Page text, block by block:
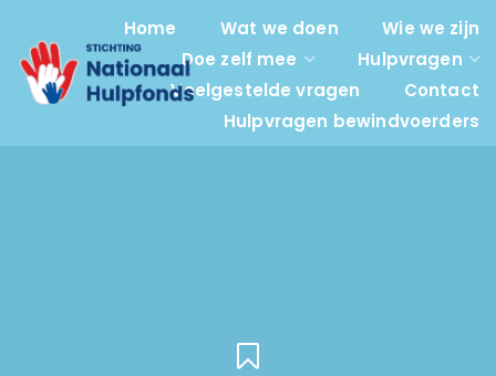
Home Wat we doen
Wie we zijn
Doe zelf mee
Hulpvragen
Veelgestelde vragen
Contact
Hulpvragen bewindvoerders